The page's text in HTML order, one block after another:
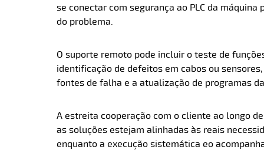
se conectar com segurança ao PLC da
do problema.
O suporte remoto pode incluir o teste de
identificação de defeitos em cabos ou
fontes de falha e a atualização de programas
A estreita cooperação com o cliente ao longo
as soluções estejam alinhadas às reais
enquanto a execução sistemática eo